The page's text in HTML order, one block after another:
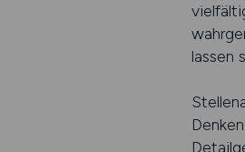
lassen